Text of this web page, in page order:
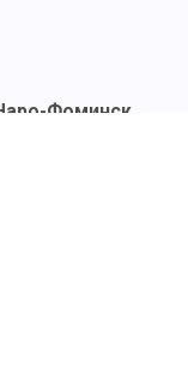
Фоминск,